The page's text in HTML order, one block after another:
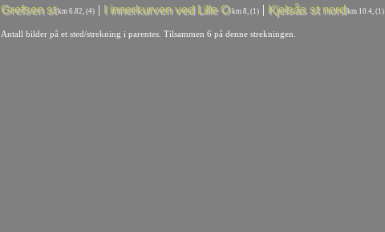
Grefsen stkm 6.82, (4) | I innerkurven ved Lille Okm 8, (1) | Kjelsås st nord km 10.4, (1)
Antall bilder på et sted/strekning i parentes. Tilsammen 6 på denne strekningen.